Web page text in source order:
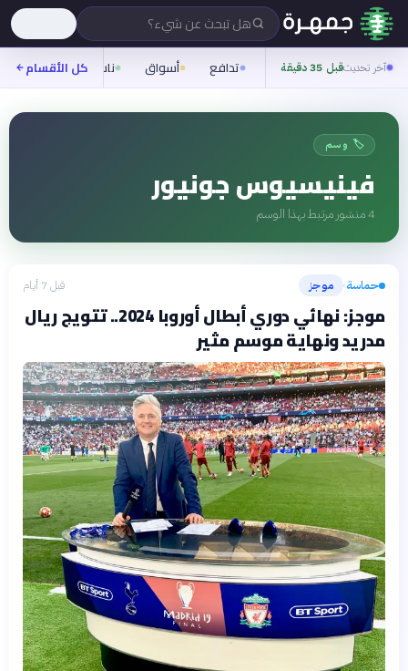
هل تبحث عن شيء؟
آخر تحديثقبل 35 دقيقة تدافع أسواق ناس روح
كل الأقسام
🏷️ وسم
فينيسيوس جونيور
4 منشور مرتبط بهذا الوسم
حماسة› موجز قبل 7 أيام
موجز: نهائي دوري أبطال أوروبا 2024.. تتويج ريال
مدريد ونهاية موسم مثير